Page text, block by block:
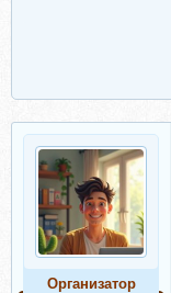
Организатор